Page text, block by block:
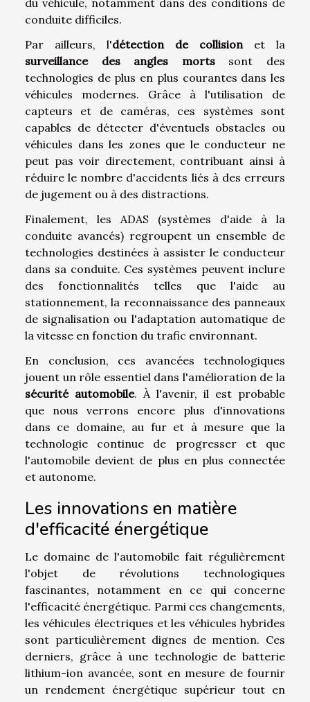
conduite difficiles.
Par ailleurs, l'détection de collision et la
surveillance des angles mortssont des
technologies de plus en plus courantes dans les
véhicules modernes. Grâce à l'utilisation de
capteurs et de caméras, ces systèmes sont
capables de détecter d'éventuels obstacles ou
véhicules dans les zones que le conducteur ne
peut pas voir directement, contribuant ainsi à
réduire le nombre d'accidents liés à des erreurs
de jugement ou à des distractions.
Finalement, les ADAS (systèmes d'aide à la
conduite avancés) regroupent un ensemble de
technologies destinées à assister le conducteur
dans sa conduite. Ces systèmes peuvent inclure
des fonctionnalités telles que l'aide au
stationnement, la reconnaissance des panneaux
de signalisation ou l'adaptation automatique de
la vitesse en fonction du trafic environnant.
En conclusion, ces avancées technologiques
jouent un rôle essentiel dans l'amélioration de la
sécurité automobile. À l'avenir, il est probable
que nous verrons encore plus d'innovations
dans ce domaine, au fur et à mesure que la
technologie continue de progresser et que
l'automobile devient de plus en plus connectée
et autonome.
Les innovations en matière
d'efficacité énergétique
Le domaine de l'automobile fait régulièrement
l'objet de révolutions technologiques
fascinantes, notamment en ce qui concerne
l'efficacité énergétique. Parmi ces changements,
les véhicules électriques et les véhicules hybrides
sont particulièrement dignes de mention. Ces
derniers, grâce à une technologie de batterie
lithium-ion avancée, sont en mesure de fournir
un rendement énergétique supérieur tout en